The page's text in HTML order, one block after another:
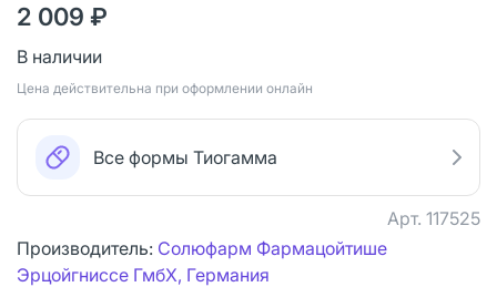
2 009 ₽
В наличии
Цена действительна при оформлении онлайн
Все формы Тиогамма
Арт. 117525
Производитель: Солюфарм Фармацойтише
Эрцойгниссе ГмбХ, Германия